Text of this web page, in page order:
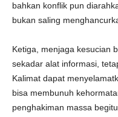
bahkan konflik pun
bukan saling
Ketiga, menjaga kesucian
sekadar alat informasi,
Kalimat dapat
bisa membunuh
penghakiman massa